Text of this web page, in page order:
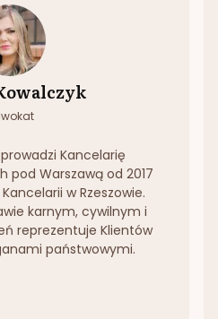
Kancelarię
pod Warszawą od 2017
w Rzeszowie.
karnym, cywilnym i
reprezentuje Klientów
państwowymi.